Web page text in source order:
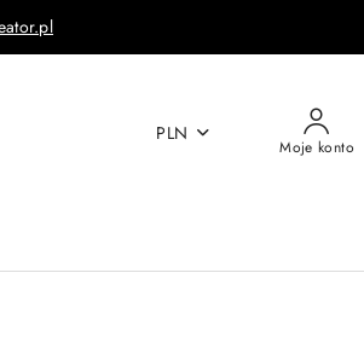
PLN
Moje konto